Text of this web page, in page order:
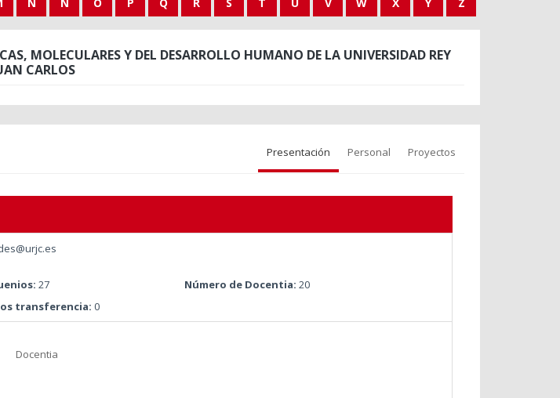
MOLECULARES Y DEL DESARROLLO HUMANO DE LA UNIVERSIDAD REY
CARLOS
Presentación Personal Proyectos
27 Número de Docentia: 20
transferencia: 0
Docentia